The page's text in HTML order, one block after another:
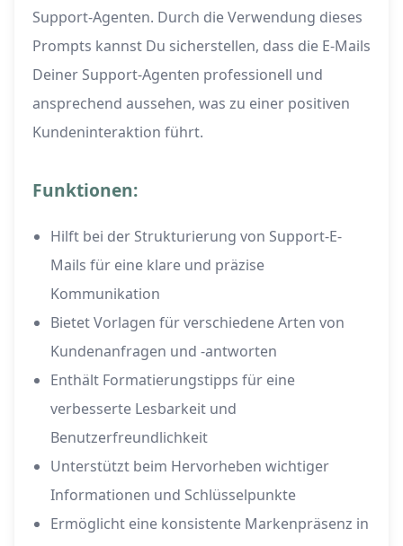
Support-Agenten. Durch die Verwendung dieses
Prompts kannst Du sicherstellen, dass die E-Mails
Deiner Support-Agenten professionell und
ansprechend aussehen, was zu einer positiven
Kundeninteraktion führt.
Funktionen:
Hilft bei der Strukturierung von Support-E-
Mails für eine klare und präzise
Kommunikation
Bietet Vorlagen für verschiedene Arten von
Kundenanfragen und -antworten
Enthält Formatierungstipps für eine
verbesserte Lesbarkeit und
Benutzerfreundlichkeit
Unterstützt beim Hervorheben wichtiger
Informationen und Schlüsselpunkte
Ermöglicht eine konsistente Markenpräsenz in